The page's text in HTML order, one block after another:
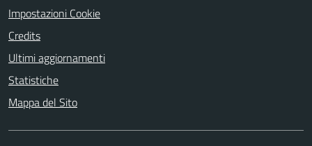
Impostazioni Cookie
Credits
Ultimi aggiornamenti
Statistiche
Mappa del Sito